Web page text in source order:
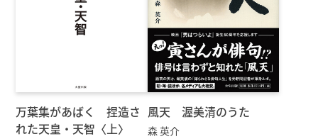
万葉集があばく 捏造さ
れた天皇・天智〈上〉
風天 渥美清のうた
森 英介